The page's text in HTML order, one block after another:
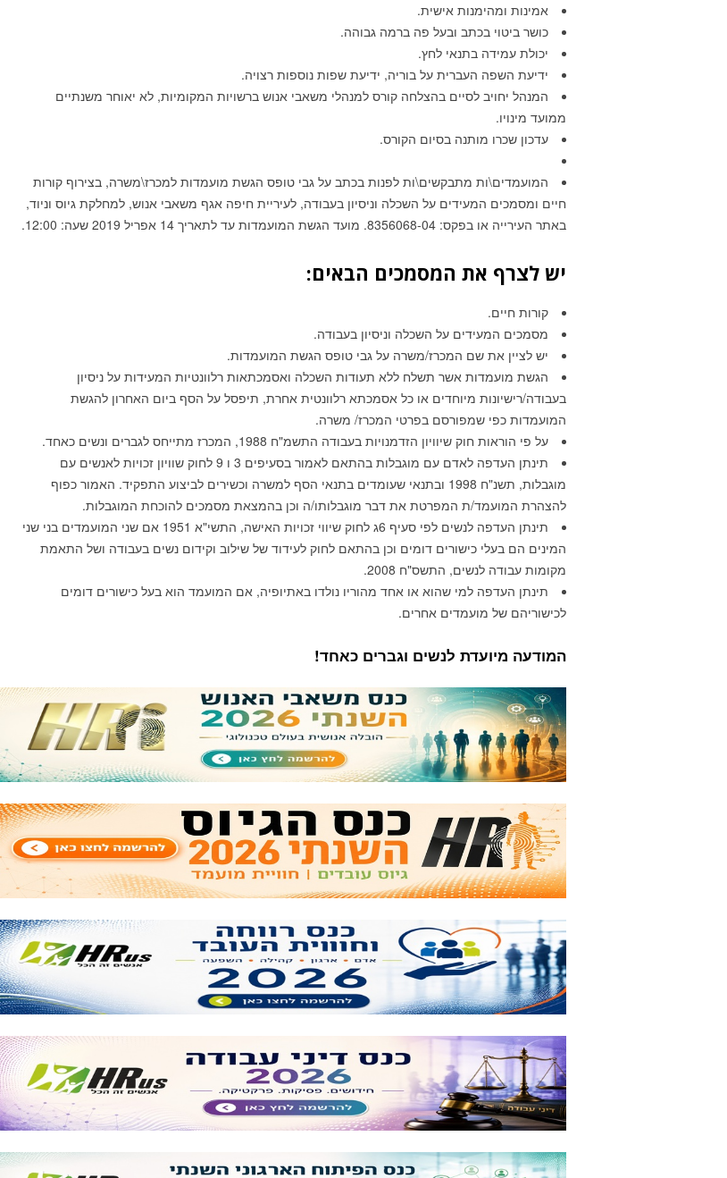
אמינות ומהימנות אישית.
כושר ביטוי בכתב ובעל פה ברמה גבוהה.
יכולת עמידה בתנאי לחץ.
ידיעת השפה העברית על בוריה, ידיעת שפות נוספות רצויה.
המנהל יחויב לסיים בהצלחה קורס למנהלי משאבי אנוש ברשויות המקומיות, לא יאוחר משנתיים
ממועד מינויו.
עדכון שכרו מותנה בסיום הקורס.
המועמדים\ות מתבקשים\ות לפנות בכתב על גבי טופס הגשת מועמדות למכרז\משרה, בצירוף קורות
חיים ומסמכים המעידים על השכלה וניסיון בעבודה, לעיריית חיפה אגף משאבי אנוש, למחלקת גיוס וניוד,
באתר העירייה או בפקס: 8356068-04. מועד הגשת המועמדות עד לתאריך 14 אפריל 2019 שעה: 12:00.
יש לצרף את המסמכים הבאים:
קורות חיים.
מסמכים המעידים על השכלה וניסיון בעבודה.
יש לציין את שם המכרז/משרה על גבי טופס הגשת המועמדות.
הגשת מועמדות אשר תשלח ללא תעודות השכלה ואסמכתאות רלוונטיות המעידות על ניסיון
בעבודה/רישיונות מיוחדים או כל אסמכתא רלוונטית אחרת, תיפסל על הסף ביום האחרון להגשת
המועמדות כפי שמפורסם בפרטי המכרז/ משרה.
על פי הוראות חוק שיוויון הזדמנויות בעבודה התשמ"ח 1988, המכרז מתייחס לגברים ונשים כאחד.
תינתן העדפה לאדם עם מוגבלות בהתאם לאמור בסעיפים 3 ו 9 לחוק שוויון זכויות לאנשים עם
מוגבלות, תשנ"ח 1998 ובתנאי שעומדים בתנאי הסף למשרה וכשירים לביצוע התפקיד. האמור כפוף
להצהרת המועמד/ת המפרטת את דבר מוגבלותו/ה וכן בהמצאת מסמכים להוכחת המוגבלות.
תינתן העדפה לנשים לפי סעיף 6ג לחוק שיווי זכויות האישה, התשי"א 1951 אם שני המועמדים בני שני
המינים הם בעלי כישורים דומים וכן בהתאם לחוק לעידוד של שילוב וקידום נשים בעבודה ושל התאמת
מקומות עבודה לנשים, התשס"ח 2008.
תינתן העדפה למי שהוא או אחד מהוריו נולדו באתיופיה, אם המועמד הוא בעל כישורים דומים
לכישוריהם של מועמדים אחרים.
המודעה מיועדת לנשים וגברים כאחד!